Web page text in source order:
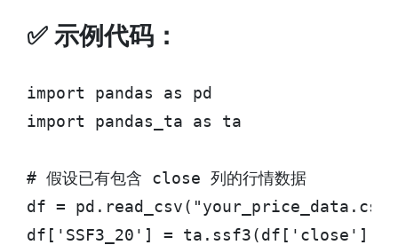
✅ 示例代码：
import pandas as pd
import pandas_ta as ta
# 假设已有包含 close 列的行情数据
df =
df['SSF3_20'] = ta.ssf3(df['close'],